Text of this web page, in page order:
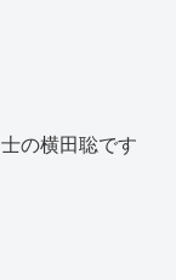
の横田聡です